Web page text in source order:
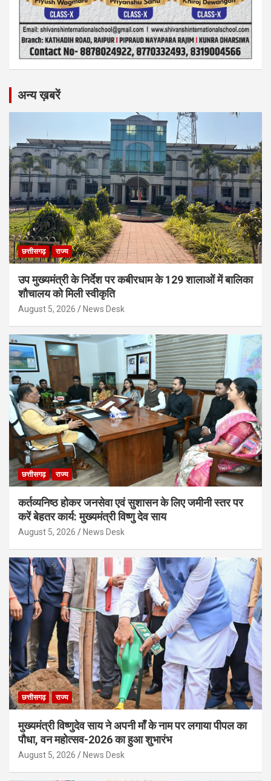
अन्य ख़बरें
छत्तीसगढ़ राज्य
उप मुख्यमंत्री के निर्देश पर कबीरधाम के 129 शालाओं में बालिका
शौचालय को मिली स्वीकृति
August 5, 2026 News Desk
छत्तीसगढ़ राज्य
कर्तव्यनिष्ठ होकर जनसेवा एवं सुशासन के लिए जमीनी स्तर पर
करें बेहतर कार्य: मुख्यमंत्री विष्णु देव साय
August 5, 2026 News Desk
छत्तीसगढ़ राज्य
मुख्यमंत्री विष्णुदेव साय ने अपनी माँ के नाम पर लगाया पीपल का
पौधा, वन महोत्सव-2026 का हुआ शुभारंभ
August 5, 2026 News Desk